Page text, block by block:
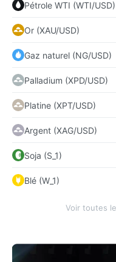
Pétrole WTI (WTI/USD)
Or (XAU/USD)
Gaz naturel (NG/USD)
Palladium (XPD/USD)
Platine (XPT/USD)
Argent (XAG/USD)
Soja (S_1)
Blé (W_1)
Voir toutes